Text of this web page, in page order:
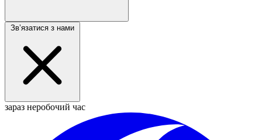
Звʼязатися з нами
зараз неробочий час